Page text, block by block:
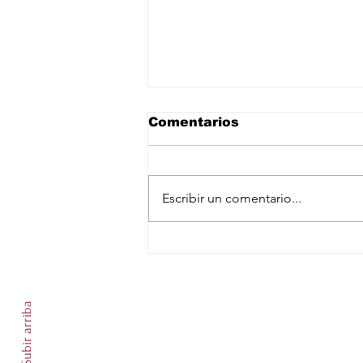
Comentarios
Escribir un comentario...
Subir arriba